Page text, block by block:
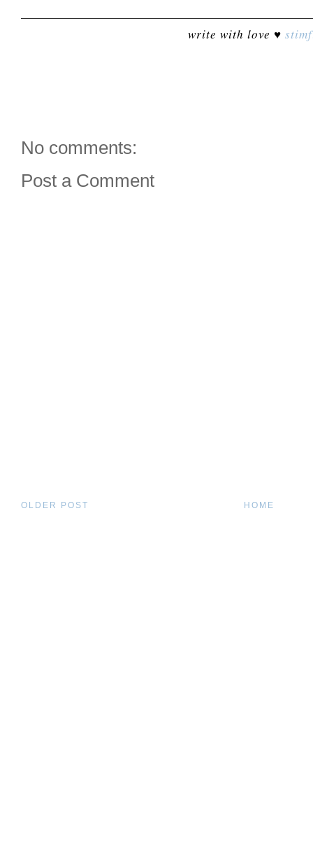
write with love ♥
No comments:
Post a Comment
OLDER POST HOME